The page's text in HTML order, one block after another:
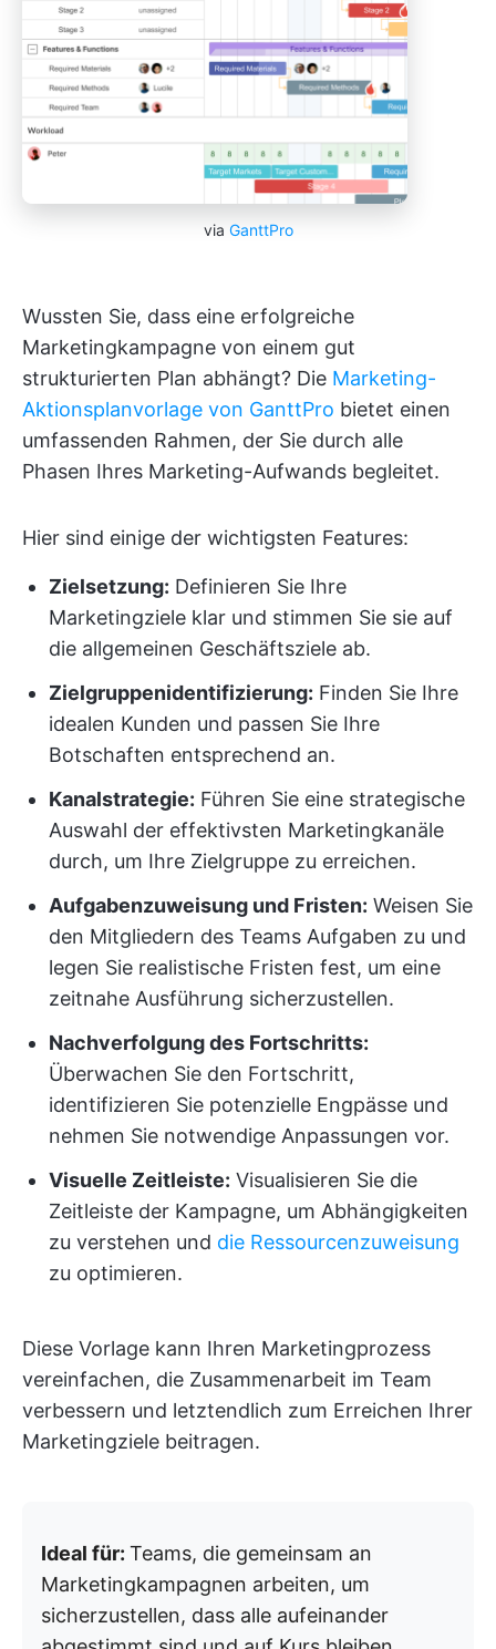
via GanttPro
Wussten Sie, dass eine erfolgreiche
Marketingkampagne von einem gut
strukturierten Plan abhängt? Die Marketing-
Aktionsplanvorlage von GanttPro bietet einen
umfassenden Rahmen, der Sie durch alle
Phasen Ihres Marketing-Aufwands begleitet.
Hier sind einige der wichtigsten Features:
Zielsetzung: Definieren Sie Ihre
Marketingziele klar und stimmen Sie sie auf
die allgemeinen Geschäftsziele ab.
Zielgruppenidentifizierung: Finden Sie Ihre
idealen Kunden und passen Sie Ihre
Botschaften entsprechend an.
Kanalstrategie: Führen Sie eine strategische
Auswahl der effektivsten Marketingkanäle
durch, um Ihre Zielgruppe zu erreichen.
Aufgabenzuweisung und Fristen: Weisen Sie
den Mitgliedern des Teams Aufgaben zu und
legen Sie realistische Fristen fest, um eine
zeitnahe Ausführung sicherzustellen.
Nachverfolgung des Fortschritts:
Überwachen Sie den Fortschritt,
identifizieren Sie potenzielle Engpässe und
nehmen Sie notwendige Anpassungen vor.
Visuelle Zeitleiste: Visualisieren Sie die
Zeitleiste der Kampagne, um Abhängigkeiten
zu verstehen und die Ressourcenzuweisung
zu optimieren.
Diese Vorlage kann Ihren Marketingprozess
vereinfachen, die Zusammenarbeit im Team
verbessern und letztendlich zum Erreichen Ihrer
Marketingziele beitragen.
Ideal für: Teams, die gemeinsam an
Marketingkampagnen arbeiten, um
sicherzustellen, dass alle aufeinander